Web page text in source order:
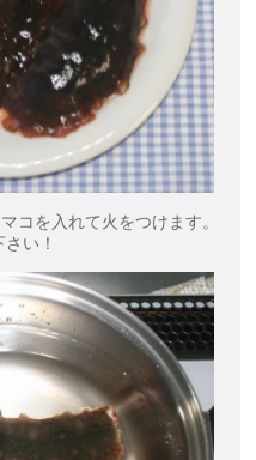
コを入れて火をつけます。
い！